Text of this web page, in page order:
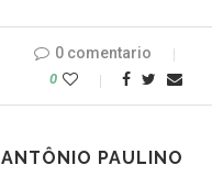
0 comentario
0
ANTÔNIO PAULINO